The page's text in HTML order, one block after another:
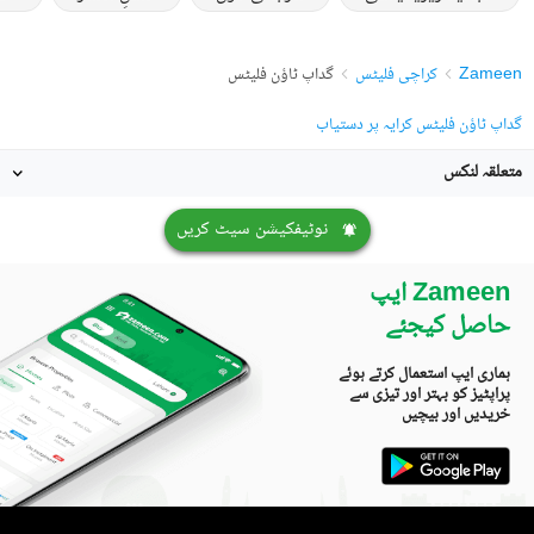
Zameen کراچی فلیٹس
گداپ ٹاؤن فلیٹس
گداپ ٹاؤن فلیٹس کرایہ پر دستیاب
متعلقہ لنکس
نوٹیفکیشن سیٹ کریں
Zameen ایپ
حاصل کیجئے
ہماری ایپ استعمال کرتے ہوئے
پراپٹیز کو بہتر اور تیزی سے
خریدیں اور بیچیں